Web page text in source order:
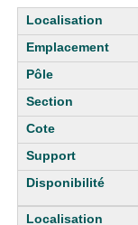
Liste des exemplaires